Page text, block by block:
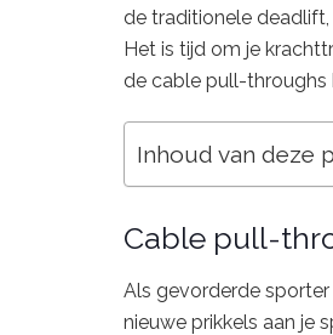
de traditionele deadlift,
Het is tijd om je
de cable pull-throughs
Inhoud van deze
Cable pull-
Als gevorderde
nieuwe prikkels aan je